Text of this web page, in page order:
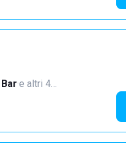
Bar·e altri 4…